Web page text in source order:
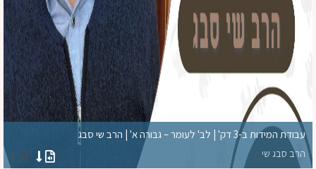
עבודת המידות ב-3 דק' | לב' לעומר – גבורה א' | הרב שי סבג
הרב סבג שי